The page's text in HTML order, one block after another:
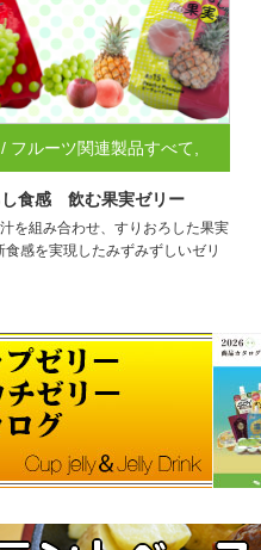
フルーツ関連製品すべて
リー
し食感 飲む果実ゼリー
を組み合わせ、すりおろした果実
食感を実現したみずみずしいゼリ